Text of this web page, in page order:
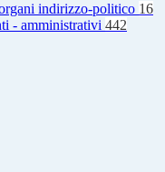
indirizzo-politico 16
- amministrativi 442